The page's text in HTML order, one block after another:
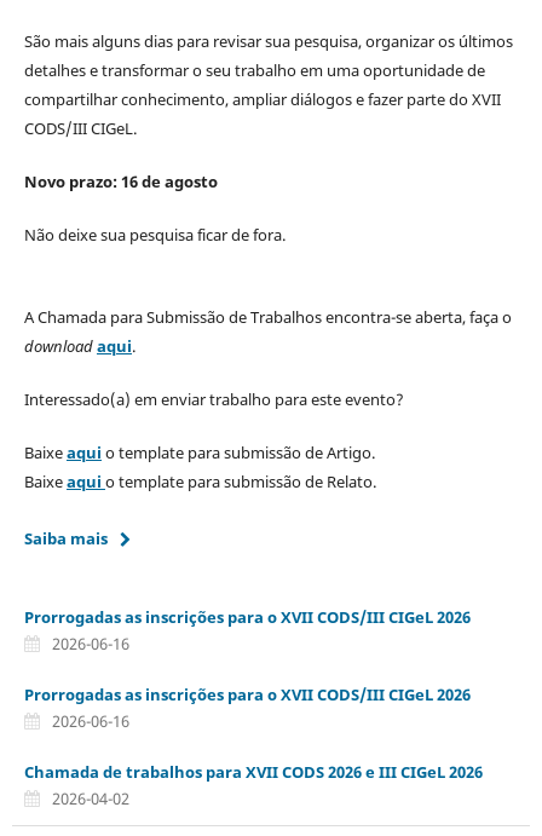
São mais alguns dias para revisar sua pesquisa, organizar os últimos
detalhes e transformar o seu trabalho em uma oportunidade de
compartilhar conhecimento, ampliar diálogos e fazer parte do XVII
CODS/III CIGeL.
Novo prazo: 16 de agosto
Não deixe sua pesquisa ficar de fora.
A Chamada para Submissão de Trabalhos encontra-se aberta, faça o
downloadaqui.
Interessado(a) em enviar trabalho para este evento?
Baixeaqui o template para submissão de Artigo.
Baixeaqui o template para submissão de Relato.
Saiba mais
Prorrogadas as inscrições para o XVII CODS/III CIGeL 2026
2026-06-16
Prorrogadas as inscrições para o XVII CODS/III CIGeL 2026
2026-06-16
Chamada de trabalhos para XVII CODS 2026 e III CIGeL 2026
2026-04-02